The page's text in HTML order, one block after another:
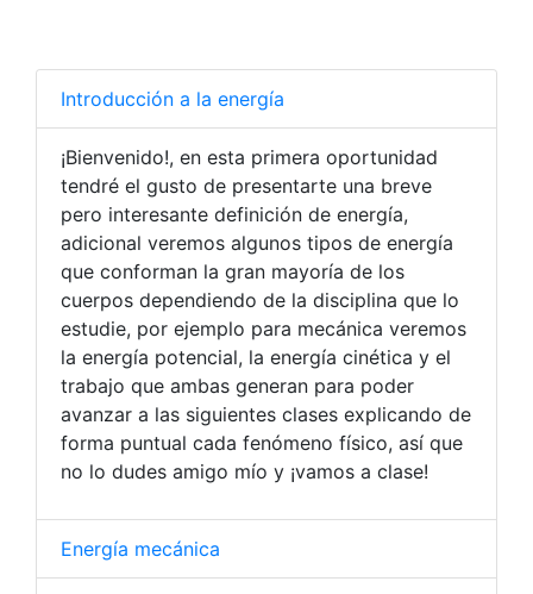
Introducción a la energía
¡Bienvenido!, en esta primera oportunidad
tendré el gusto de presentarte una breve
pero interesante definición de energía,
adicional veremos algunos tipos de energía
que conforman la gran mayoría de los
cuerpos dependiendo de la disciplina que lo
estudie, por ejemplo para mecánica veremos
la energía potencial, la energía cinética y el
trabajo que ambas generan para poder
avanzar a las siguientes clases explicando de
forma puntual cada fenómeno físico, así que
no lo dudes amigo mío y ¡vamos a clase!
Energía mecánica